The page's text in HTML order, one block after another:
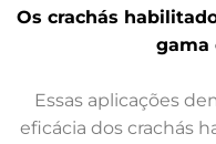
Os crachás
gama
Essas aplicações
eficácia dos crachás